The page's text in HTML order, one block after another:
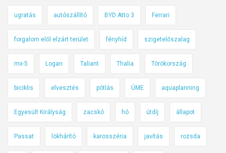
ugratás autószállító BYD Atto 3 Ferrari
forgalom elől elzárt terület fényhíd szigetelőszalag
mx-5 Logan Taliant Thalia Törökország
biciklis elvesztés pótlás ÚME aquaplanning
Egyesült Királyság zacskó hó útdíj állapot
Passat lökhárító karosszéria javítás rozsda